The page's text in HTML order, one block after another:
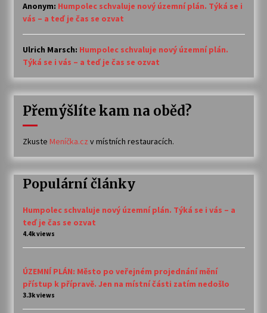
Anonym: Humpolec schvaluje nový územní plán. Týká se i
vás – a teď je čas se ozvat
Ulrich Marsch: Humpolec schvaluje nový územní plán.
Týká se i vás – a teď je čas se ozvat
Přemýšlíte kam na oběd?
Zkuste Meníčka.cz v místních restauracích.
Populární články
Humpolec schvaluje nový územní plán. Týká se i vás – a
teď je čas se ozvat
4.4k views
ÚZEMNÍ PLÁN: Město po veřejném projednání mění
přístup k přípravě. Jen na místní části zatím nedošlo
3.3k views